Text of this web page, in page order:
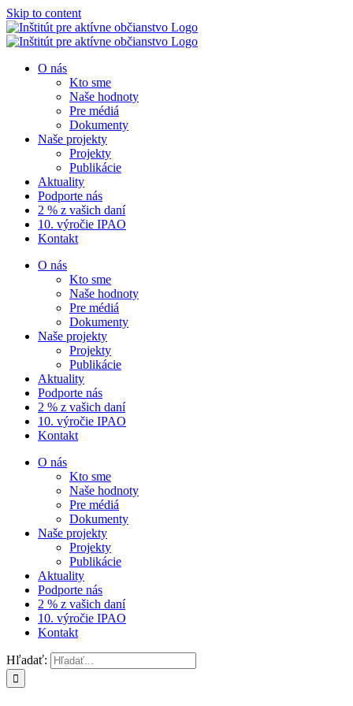
Skip to content
O nás
Kto sme
Naše hodnoty
Pre médiá
Dokumenty
Naše projekty
Projekty
Publikácie
Aktuality
Podporte nás
2 % z vašich daní
10. výročie IPAO
Kontakt
O nás
Kto sme
Naše hodnoty
Pre médiá
Dokumenty
Naše projekty
Projekty
Publikácie
Aktuality
Podporte nás
2 % z vašich daní
10. výročie IPAO
Kontakt
O nás
Kto sme
Naše hodnoty
Pre médiá
Dokumenty
Naše projekty
Projekty
Publikácie
Aktuality
Podporte nás
2 % z vašich daní
10. výročie IPAO
Kontakt
Hľadať: